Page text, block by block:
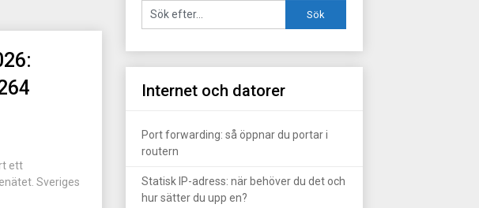
ett
Sveriges
Internet och datorer
Port forwarding: så öppnar du portar i
routern
Statisk IP-adress: när behöver du det och
hur sätter du upp en?